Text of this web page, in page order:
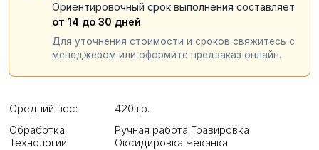
Ориентировочный срок выполнения составляет
от 14 до 30 дней.
Для уточнения стоимости и сроков свяжитесь с
менеджером или оформите предзаказ онлайн.
Средний вес:
420 гр.
Обработка.
Технологии:
Ручная работа Гравировка
Оксидировка Чеканка